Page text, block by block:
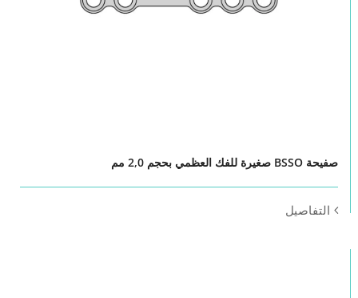
صفيحة BSSO صغيرة للفك العظمي بحجم 2,0 مم
التفاصيل